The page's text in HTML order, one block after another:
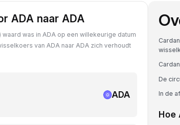
ADA naar ADA
was in ADA op een willekeurige datum
van ADA naar ADA zich verhoudt
ADA
De
In de
Hoe